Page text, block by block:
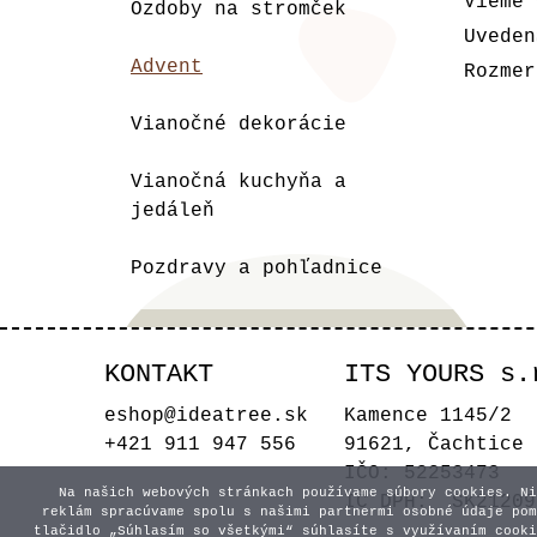
Ozdoby na stromček
Advent
Vianočné dekorácie
Vianočná kuchyňa a
jedáleň
Pozdravy a pohľadnice
KONTAKT
eshop@ideatree.sk
+421 911 947 556
ITS YOURS
Kamence 1145/2
91621, Čachtice
IČO: 52253473
IČ DPH:
Na našich webových stránkach používame súbory
reklám spracúvame spolu s našimi partnermi osobné údaje
tlačidlo „Súhlasím so všetkými“ súhlasíte s využívaním